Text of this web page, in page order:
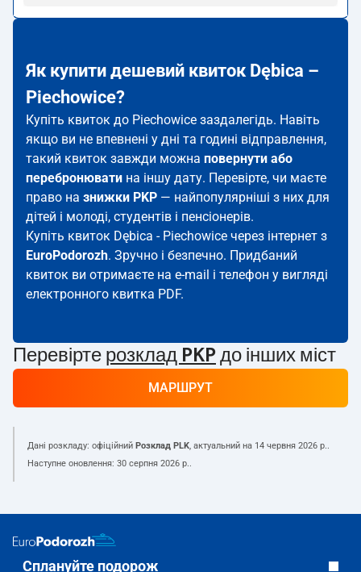
Як купити дешевий квиток Dębica –
Piechowice?
Купіть квиток до Piechowice заздалегідь. Навіть
якщо ви не впевнені у дні та годині відправлення,
такий квиток завжди можна повернути або
перебронювати на іншу дату. Перевірте, чи маєте
право на знижки PKP — найпопулярніші з них для
дітей і молоді, студентів і пенсіонерів.
Купіть квиток Dębica - Piechowice через інтернет з
EuroPodorozh. Зручно і безпечно. Придбаний
квиток ви отримаєте на e-mail і телефон у вигляді
електронного квитка PDF.
Перевірте розклад PKP до інших міст
МАРШРУТ
Дані розкладу: офіційний Розклад PLK, актуальний на 14 червня 2026 р..
Наступне оновлення: 30 серпня 2026 р..
Сплануйте подорож